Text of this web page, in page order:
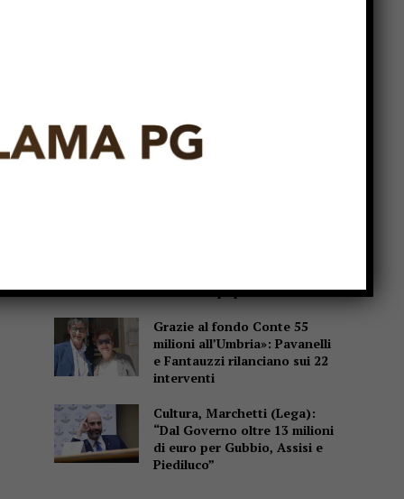
“Rendiamole obbligatorie”
tradizioni popolari
Grazie al fondo Conte 55
milioni all’Umbria»: Pavanelli
e Fantauzzi rilanciano sui 22
interventi
Cultura, Marchetti (Lega):
“Dal Governo oltre 13 milioni
di euro per Gubbio, Assisi e
Piediluco”